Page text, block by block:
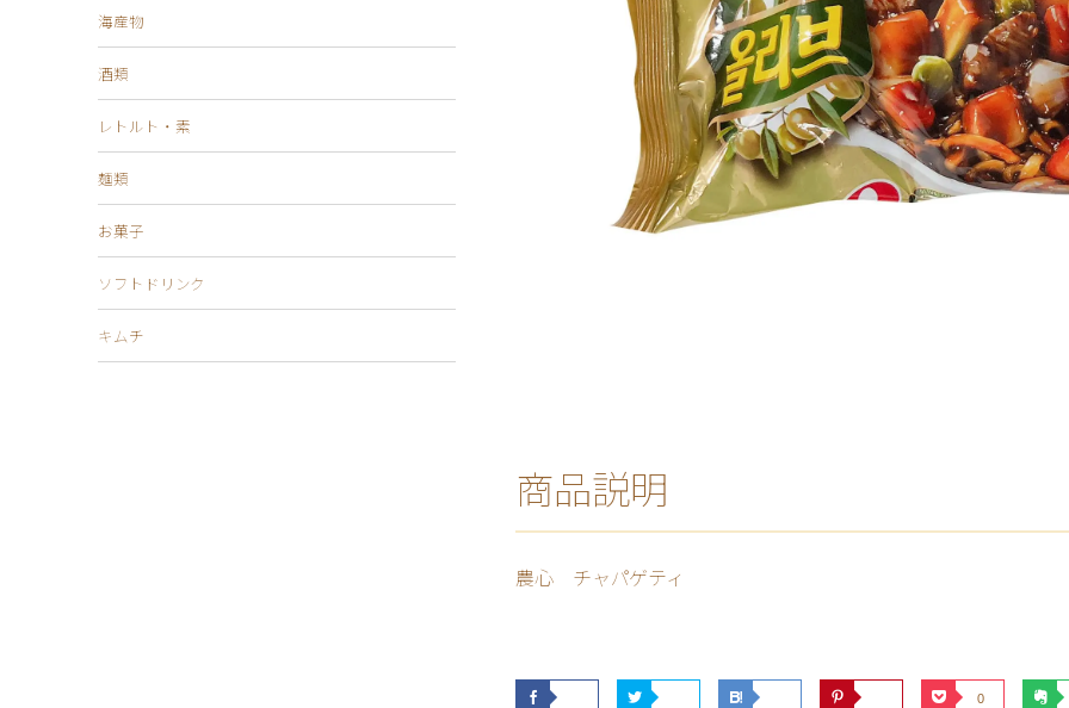
商品説明
農心 チャパゲティ
0
海産物
酒類
レトルト・素
麺類
お菓子
ソフトドリンク
キムチ